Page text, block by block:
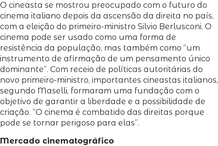
O cineasta se mostrou preocupado com o futuro do
cinema italiano depois da ascensão da direita no país,
com a eleição do primeiro-ministro Silvio Berlusconi. O
cinema pode ser usado como uma forma de
resistência da população, mas também como “um
instrumento de afirmação de um pensamento único
dominante”. Com receio de políticas autoritárias do
novo primeiro-ministro, importantes cineastas italianos,
segundo Maselli, formaram uma fundação com o
objetivo de garantir a liberdade e a possibilidade de
criação. “O cinema é combatido das direitas porque
pode se tornar perigoso para elas”.
Mercado cinematográfico